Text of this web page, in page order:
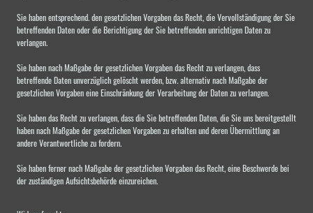
Sie haben entsprechend. den gesetzlichen Vorgaben das Recht, die Vervollständigung der Sie
betreffenden Daten oder die Berichtigung der Sie betreffenden unrichtigen Daten zu
verlangen.
Sie haben nach Maßgabe der gesetzlichen Vorgaben das Recht zu verlangen, dass
betreffende Daten unverzüglich gelöscht werden, bzw. alternativ nach Maßgabe der
gesetzlichen Vorgaben eine Einschränkung der Verarbeitung der Daten zu verlangen.
Sie haben das Recht zu verlangen, dass die Sie betreffenden Daten, die Sie uns bereitgestellt
haben nach Maßgabe der gesetzlichen Vorgaben zu erhalten und deren Übermittlung an
andere Verantwortliche zu fordern.
Sie haben ferner nach Maßgabe der gesetzlichen Vorgaben das Recht, eine Beschwerde bei
der zuständigen Aufsichtsbehörde einzureichen.